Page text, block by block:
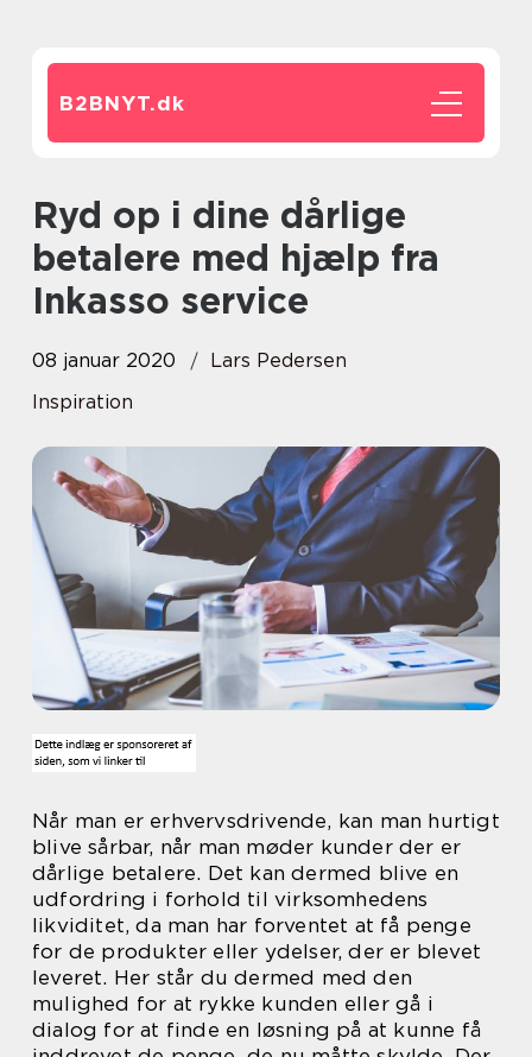
B2BNYT.dk
Ryd op i dine dårlige
betalere med hjælp fra
Inkasso service
08 januar 2020
Lars Pedersen
Inspiration
Når man er erhvervsdrivende, kan man hurtigt
blive sårbar, når man møder kunder der er
dårlige betalere. Det kan dermed blive en
udfordring i forhold til virksomhedens
likviditet, da man har forventet at få penge
for de produkter eller ydelser, der er blevet
leveret. Her står du dermed med den
mulighed for at rykke kunden eller gå i
dialog for at finde en løsning på at kunne få